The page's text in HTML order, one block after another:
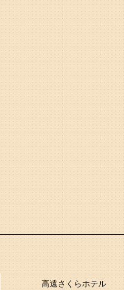
高遠さくらホテル